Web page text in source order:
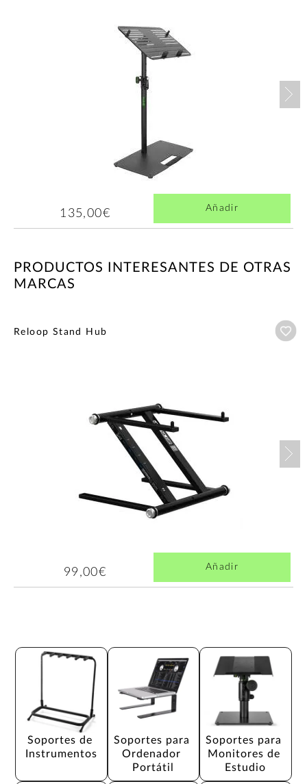
135,00€ Añadir
PRODUCTOS INTERESANTES DE OTRAS
MARCAS
Reloop Stand Hub
99,00€ Añadir
Soportes de
Instrumentos
Soportes para
Ordenador
Portátil
Soportes para
Monitores de
Estudio